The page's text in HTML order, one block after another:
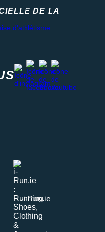
DE LA
instagram
facebook
stravayoutube
i-Run.ie